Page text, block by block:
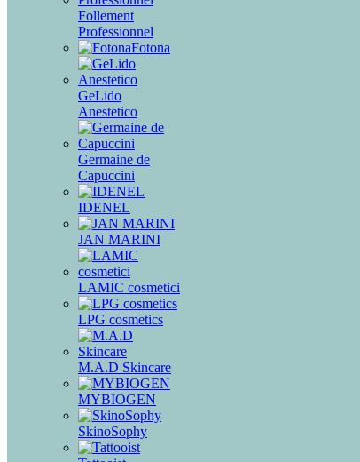
Follement
Professionnel
Fotona
GeLido
Anestetico
Germaine de
Capuccini
IDENEL
JAN MARINI
LAMIC cosmetici
LPG cosmetics
M.A.D Skincare
MYBIOGEN
SkinoSophy